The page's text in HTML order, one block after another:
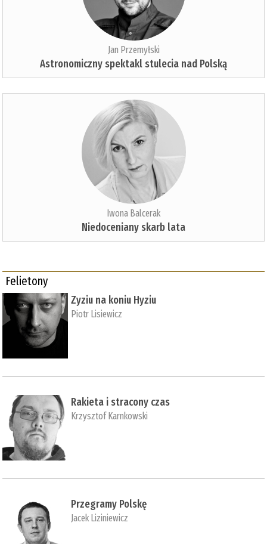
Jan Przemyłski
Astronomiczny spektakl stulecia nad Polską
Iwona Balcerak
Niedoceniany skarb lata
Felietony
Zyziu na koniu Hyziu
Piotr Lisiewicz
Rakieta i stracony czas
Krzysztof Karnkowski
Przegramy Polskę
Jacek Liziniewicz